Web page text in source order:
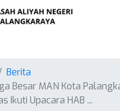
Berita
Besar MAN Kota
Ikuti Upacara HAB ...